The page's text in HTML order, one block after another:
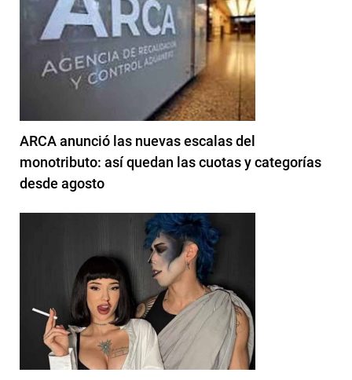
ARCA anunció las nuevas escalas del
monotributo: así quedan las cuotas y categorías
desde agosto